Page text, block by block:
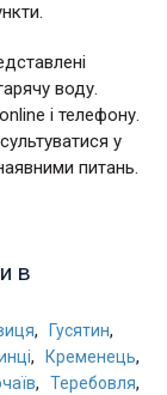
воду.
і телефону.
у
питань.
в
, Гусятин,
, Кременець,
, Теребовля,